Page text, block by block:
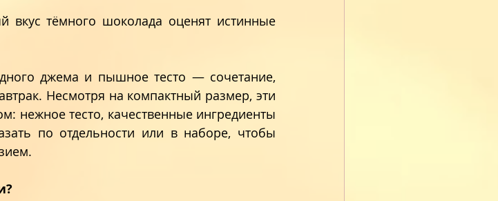
вкус тёмного шоколада оценят истинные
джема и пышное тесто — сочетание,
Несмотря на компактный размер, эти
нежное тесто, качественные ингредиенты
по отдельности или в наборе, чтобы